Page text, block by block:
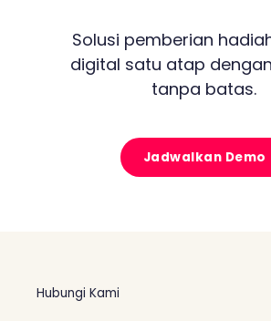
Solusi pemberian
digital satu atap
tanpa batas.
Jadwalkan Demo
Hubungi Kami